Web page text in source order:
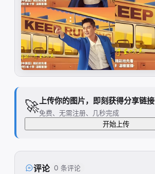
🚀 上传你的图片，即刻获得分享链接
免费、无需注册、几秒完成
开始上传
评论 0 条评论